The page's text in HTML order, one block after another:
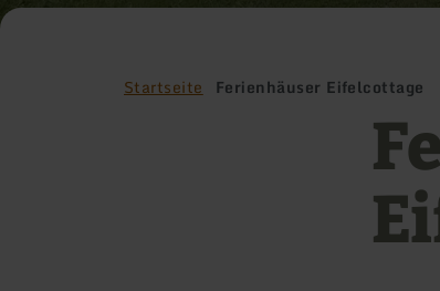
Startseite Ferienhäuser Eifelcottage